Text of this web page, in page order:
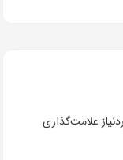
علامت‌گذاری